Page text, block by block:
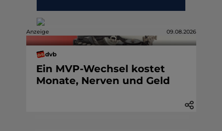
Anzeige 09.08.2026
dvb
Ein MVP-Wechsel kostet
Monate, Nerven und Geld